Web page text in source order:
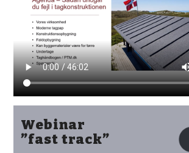
Webinar
”fast track”